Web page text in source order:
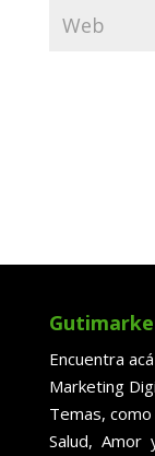
Encuentra
Marketing
Temas,
Salud, Amor